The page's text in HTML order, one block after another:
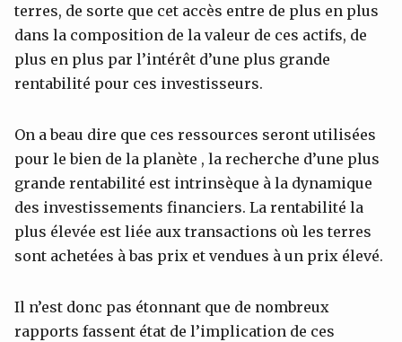
terres, de sorte que cet accès entre de plus en plus
dans la composition de la valeur de ces actifs, de
plus en plus par l’intérêt d’une plus grande
rentabilité pour ces investisseurs.
On a beau dire que ces ressources seront utilisées
pour le bien de la planète , la recherche d’une plus
grande rentabilité est intrinsèque à la dynamique
des investissements financiers. La rentabilité la
plus élevée est liée aux transactions où les terres
sont achetées à bas prix et vendues à un prix élevé.
Il n’est donc pas étonnant que de nombreux
rapports fassent état de l’implication de ces